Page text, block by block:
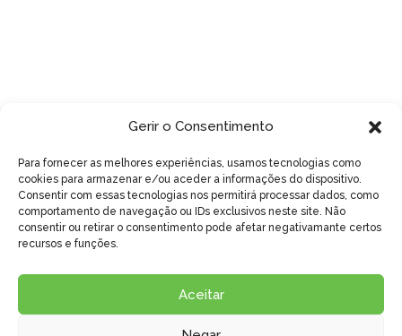
Gerir o Consentimento
Para fornecer as melhores experiências, usamos tecnologias como
cookies para armazenar e/ou aceder a informações do dispositivo.
Consentir com essas tecnologias nos permitirá processar dados, como
comportamento de navegação ou IDs exclusivos neste site. Não
consentir ou retirar o consentimento pode afetar negativamante certos
recursos e funções.
Aceitar
